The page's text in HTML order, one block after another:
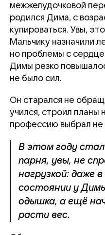
межжелудочковой
родился Дима, с
купироваться. Увы,
Мальчику назначили
но проблемы с
Димы резко
не было сил.
Он старался не
учился, строил
профессию выбрал не
В этом году
парня, увы, не
нагрузкой: даже
состоянии у
одышка, а ещё
расти вес.